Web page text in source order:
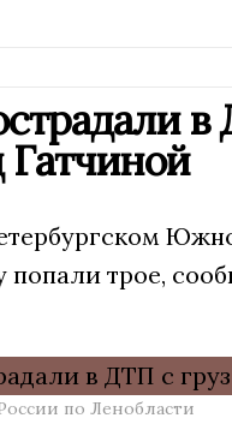
попали трое,
по Ленобласти